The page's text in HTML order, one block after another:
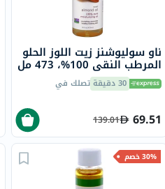
ناو سوليوشنز زيت اللوز الحلو
المرطب النقي 100%، 473 مل
30 دقيقة تصلك في
69.51
139.01
30% خصم